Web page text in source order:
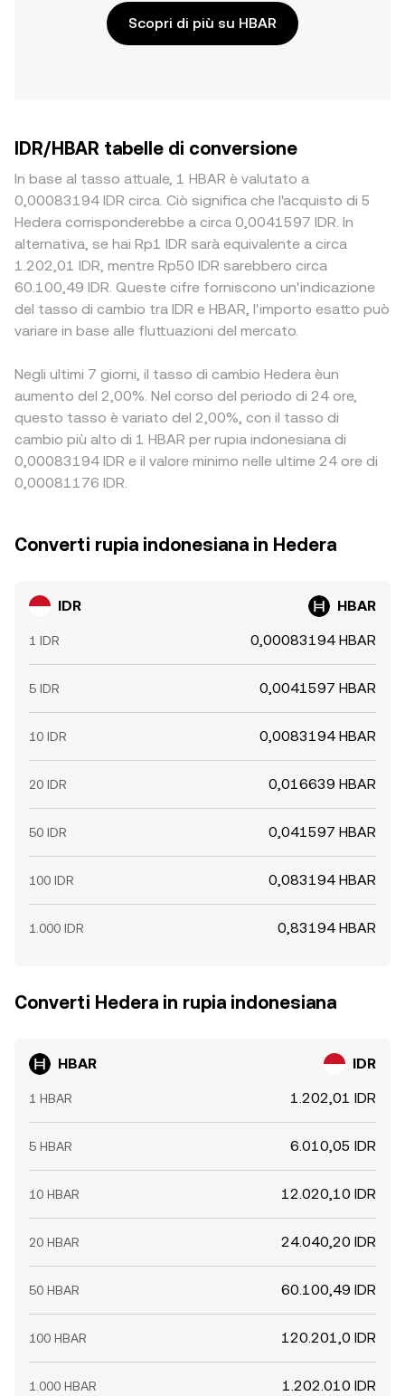
Scopri di più su HBAR
IDR/HBAR tabelle di conversione
In base al tasso attuale, 1 HBAR è valutato a
0,00083194 IDR circa. Ciò significa che l'acquisto di 5
Hedera corrisponderebbe a circa 0,0041597 IDR. In
alternativa, se hai Rp1 IDR sarà equivalente a circa
1.202,01 IDR, mentre Rp50 IDR sarebbero circa
60.100,49 IDR. Queste cifre forniscono un'indicazione
del tasso di cambio tra IDR e HBAR, l'importo esatto può
variare in base alle fluttuazioni del mercato.
Negli ultimi 7 giorni, il tasso di cambio Hedera èun
aumento del 2,00%. Nel corso del periodo di 24 ore,
questo tasso è variato del 2,00%, con il tasso di
cambio più alto di 1 HBAR per rupia indonesiana di
0,00083194 IDR e il valore minimo nelle ultime 24 ore di
0,00081176 IDR.
Converti rupia indonesiana in Hedera
IDR HBAR
1 IDR 0,00083194 HBAR
5 IDR 0,0041597 HBAR
10 IDR 0,0083194 HBAR
20 IDR 0,016639 HBAR
50 IDR 0,041597 HBAR
100 IDR 0,083194 HBAR
1.000 IDR 0,83194 HBAR
Converti Hedera in rupia indonesiana
HBAR IDR
1 HBAR 1.202,01 IDR
5 HBAR 6.010,05 IDR
10 HBAR 12.020,10 IDR
20 HBAR 24.040,20 IDR
50 HBAR 60.100,49 IDR
100 HBAR 120.201,0 IDR
1.000 HBAR 1.202.010 IDR